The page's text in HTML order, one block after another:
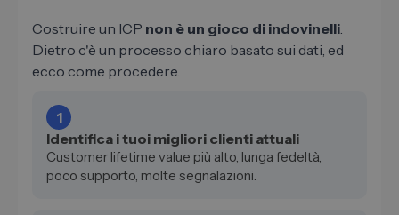
Costruire un ICP non è un gioco di indovinelli
Dietro c'è un processo chiaro basato sui dati, ed
ecco come procedere.
1
Identifica i tuoi migliori clienti attuali
Customer lifetime value più alto, lunga fedeltà,
poco supporto, molte segnalazioni.